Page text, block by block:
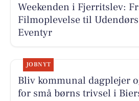
Weekenden i Fjerritslev:
Filmoplevelse til
Eventyr
JOBNYT
Bliv kommunal dagplejer
for små børns trivsel i